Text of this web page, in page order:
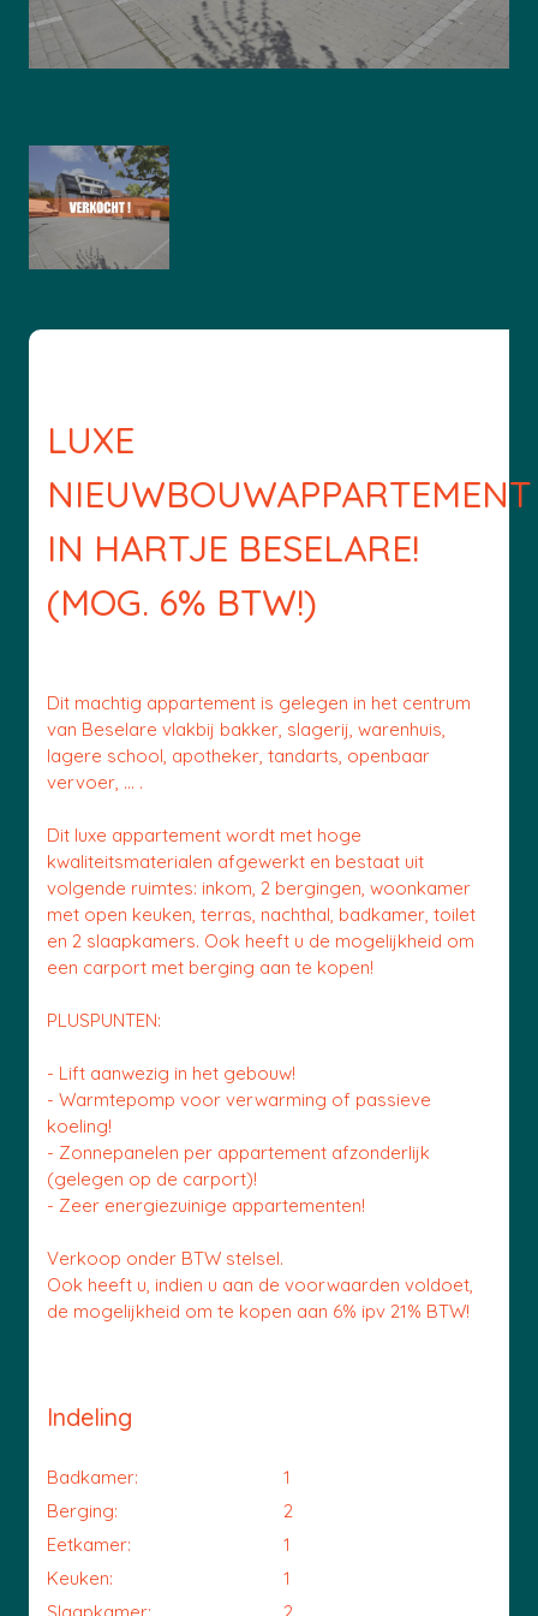
LUXE
NIEUWBOUWAPPARTEMENT
IN HARTJE BESELARE!
(MOG. 6% BTW!)
Dit machtig appartement is gelegen in het centrum
van Beselare vlakbij bakker, slagerij, warenhuis,
lagere school, apotheker, tandarts, openbaar
vervoer, ... .
Dit luxe appartement wordt met hoge
kwaliteitsmaterialen afgewerkt en bestaat uit
volgende ruimtes: inkom, 2 bergingen, woonkamer
met open keuken, terras, nachthal, badkamer, toilet
en 2 slaapkamers. Ook heeft u de mogelijkheid om
een carport met berging aan te kopen!
PLUSPUNTEN:
- Lift aanwezig in het gebouw!
- Warmtepomp voor verwarming of passieve
koeling!
- Zonnepanelen per appartement afzonderlijk
(gelegen op de carport)!
- Zeer energiezuinige appartementen!
Verkoop onder BTW stelsel.
Ook heeft u, indien u aan de voorwaarden voldoet,
de mogelijkheid om te kopen aan 6% ipv 21% BTW!
Indeling
Badkamer:
1
Berging:
2
Eetkamer:
1
Keuken:
1